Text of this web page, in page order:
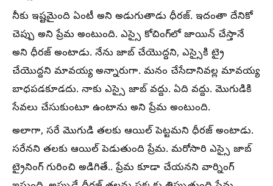
నీకు ఇష్టమైంది ఏంటీ అని అడుగుతాడు ధీరజ్. ఇదంతా దేనికో
చెప్పు అని ప్రేమ అంటుంది. ఎస్సై కోచింగ్‌లో జాయిన్ చేస్తానే
అని ధీరజ్ అంటాడు. నేను జాబ్ చేయొద్దని, ఎస్సైకి ట్రై
చేయొద్దని మావయ్య అన్నారుగా. మనం చేసేదానివల్ల మావయ్య
బాధపడకూడదు. నాకు ఎస్సై జాబ్ వద్దు. ఏది వద్దు. మొగుడికి
సేవలు చేసుకుంటూ ఉంటాను అని ప్రేమ అంటుంది.
అలాగా, సరే మొగుడి తలకు ఆయిల్ పెట్టమని ధీరజ్ అంటాడు.
సరేనని తలకు ఆయిల్ పెడుతుంది ప్రేమ. మరోసారి ఎస్సై జాబ్
ట్రైనింగ్ గురించి అడిగితే.. ప్రేమ కూడా చేయనని వార్నింగ్